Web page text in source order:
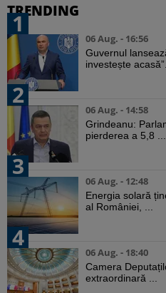
TRENDING
1
06 Aug. - 16:56
Guvernul
investește
2
06 Aug. - 14:58
Grindeanu:
pierderea a 5,8 ...
3
06 Aug. - 12:48
Energia solară
al României, ...
4
06 Aug. - 18:40
Camera
extraordinară ...